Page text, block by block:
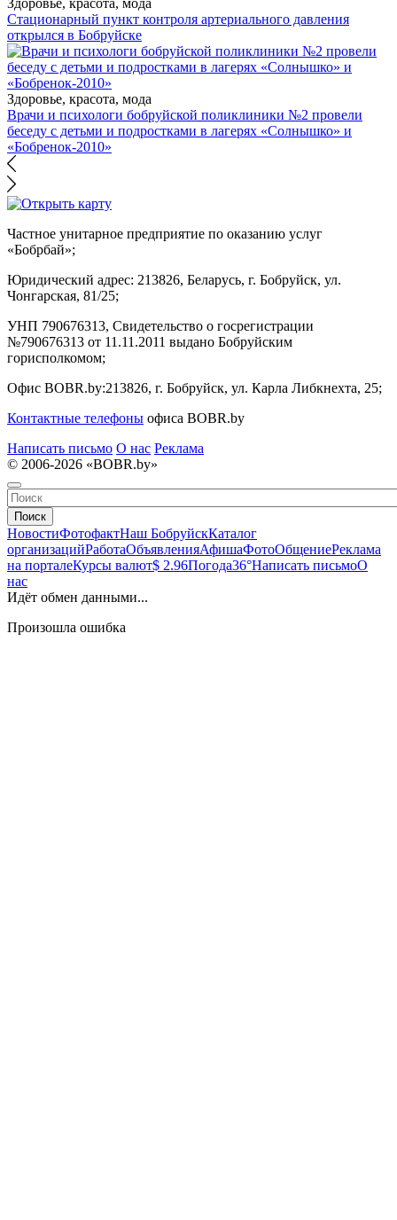
Здоровье, красота, мода
Стационарный пункт контроля артериального давления
открылся в Бобруйске
Здоровье, красота, мода
Врачи и психологи бобруйской поликлиники №2 провели
беседу с детьми и подростками в лагерях «Солнышко» и
«Бобренок-2010»
Частное унитарное предприятие по оказанию услуг
«Бобрбай»;
Юридический адрес: 213826, Беларусь, г. Бобруйск, ул.
Чонгарская, 81/25;
УНП 790676313, Свидетельство о госрегистрации
№790676313 от 11.11.2011 выдано Бобруйским
горисполкомом;
Офис BOBR.by:213826, г. Бобруйск, ул. Карла Либкнехта, 25;
Контактные телефоны офиса BOBR.by
Написать письмо О нас Реклама
© 2006-2026 «BOBR.by»
Поиск
НовостиФотофактНаш БобруйскКаталог
организацийРаботаОбъявленияАфишаФотоОбщениеРеклама
на порталеКурсы валют$ 2.96Погода36°Написать письмоО
нас
Идёт обмен данными...
Произошла ошибка